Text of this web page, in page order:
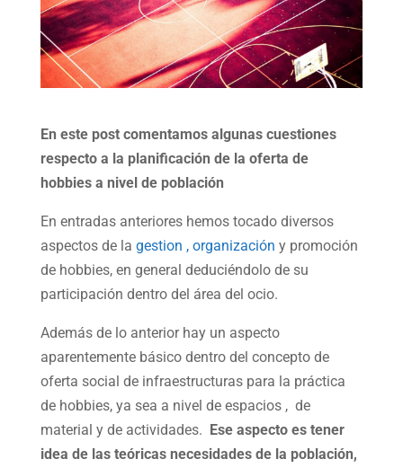
En este post comentamos algunas cuestiones
respecto a la planificación de la oferta de
hobbies a nivel de población
En entradas anteriores hemos tocado diversos
aspectos de la gestion , organización y promoción
de hobbies, en general deduciéndolo de su
participación dentro del área del ocio.
Además de lo anterior hay un aspecto
aparentemente básico dentro del concepto de
oferta social de infraestructuras para la práctica
de hobbies, ya sea a nivel de espacios , de
material y de actividades. Ese aspecto es tener
idea de las teóricas necesidades de la población,